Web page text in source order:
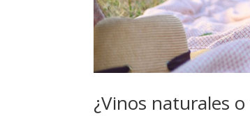
¿Vinos naturales